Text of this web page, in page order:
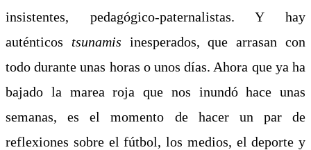
insistentes, pedagógico-paternalistas. Y hay
auténticos tsunamis inesperados, que arrasan con
todo durante unas horas o unos días. Ahora que ya ha
bajado la marea roja que nos inundó hace unas
semanas, es el momento de hacer un par de
reflexiones sobre el fútbol, los medios, el deporte y